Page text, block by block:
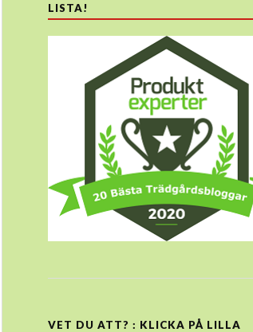
LISTA!
VET DU ATT? : KLICKA PÅ LILLA